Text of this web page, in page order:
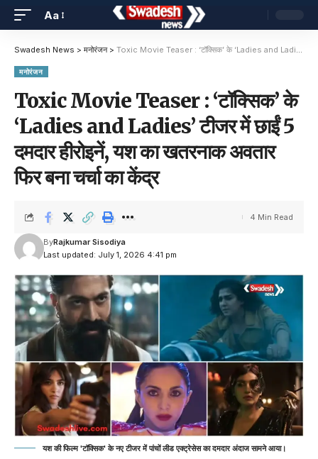
Aa
Swadesh News > मनोरंजन> Toxic Movie Teaser : ‘टॉक्सिक’ के ‘Ladies and Ladies’ टीजर में छाईं 5 दमदार हीरोइनें, यश का खतरनाक अवतार फिर बना चर्चा का केंद्र
मनोरंजन
Toxic Movie Teaser : ‘टॉक्सिक’ के
‘Ladies and Ladies’ टीजर में छाईं 5
दमदार हीरोइनें, यश का खतरनाक अवतार
फिर बना चर्चा का केंद्र
Last updated: July 1, 2026 4:41 pm
ByRajkumar Sisodiya
4 Min Read
यश की फिल्म 'टॉक्सिक' के नए टीजर में पांचों लीड एक्ट्रेसेस का दमदार अंदाज सामने आया।